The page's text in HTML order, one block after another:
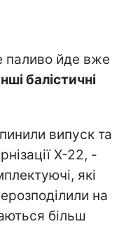
паливо йде вже
балістичні
випуск та
Х-22, -
які
на
більш